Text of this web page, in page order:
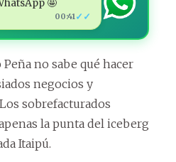
🤩
00:41✓✓
no sabe qué hacer
negocios y
sobrefacturados
la punta del iceberg
Itaipú.